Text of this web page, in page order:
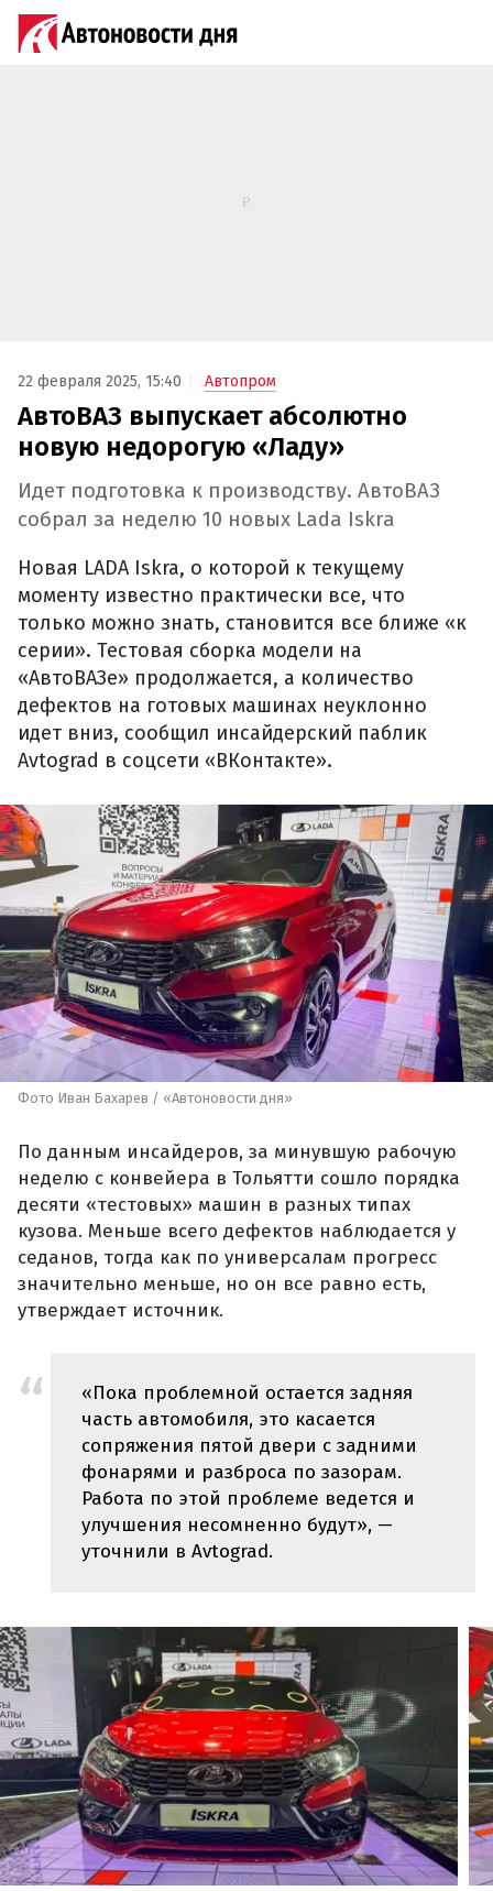
22 февраля 2025, 15:40 Автопром
АвтоВАЗ выпускает абсолютно
новую недорогую «Ладу»
Идет подготовка к производству. АвтоВАЗ
собрал за неделю 10 новых Lada Iskra
Новая LADA Iskra, о которой к текущему
моменту известно практически все, что
только можно знать, становится все ближе «к
серии». Тестовая сборка модели на
«АвтоВАЗе» продолжается, а количество
дефектов на готовых машинах неуклонно
идет вниз, сообщил инсайдерский паблик
Avtograd в соцсети «ВКонтакте».
Фото Иван Бахарев / «Автоновости дня»
По данным инсайдеров, за минувшую рабочую
неделю с конвейера в Тольятти сошло порядка
десяти «тестовых» машин в разных типах
кузова. Меньше всего дефектов наблюдается у
седанов, тогда как по универсалам прогресс
значительно меньше, но он все равно есть,
утверждает источник.
«Пока проблемной остается задняя
часть автомобиля, это касается
сопряжения пятой двери с задними
фонарями и разброса по зазорам.
Работа по этой проблеме ведется и
улучшения несомненно будут», —
уточнили в Avtograd.